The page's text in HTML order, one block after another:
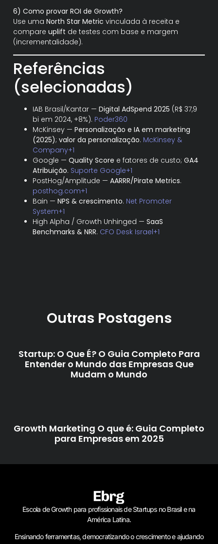
6) Como provar ROI de Growth?
Use uma North Star Metric vinculada à receita e
compare uplift de testes com base e margem
(incrementalidade).
Referências
(selecionadas)
IAB Brasil/Kantar — Digital AdSpend 2025 (R$ 37,9
bi em 2024, +8%). Poder360
McKinsey — Personalização e IA em marketing
(2025); valor da personalização. McKinsey &
Company+1
Google — Quality Score e fatores de custo; GA4
Atribuição. Suporte Google+1
PostHog/Amplitude — AARRR/Pirate Metrics.
posthog.com+1
Bain — NPS & crescimento. Net Promoter
System+1
High Alpha / Growth Unhinged — SaaS
Benchmarks & NRR. CFO Desk Israel+1
Outras Postagens
Startup: O Que É? O Guia Completo Para
Entender o Mundo das Empresas Que
Mudam o Mundo
Growth Marketing O que é: Guia Completo
para Empresas em 2025
Escola de Growth para profissionais de Startups no Brasil e na
América Latina.
Ensinando ferramentas, democratizando o crescimento e ajudando